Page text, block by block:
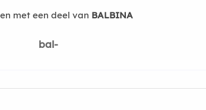
met een deel van BALBINA
bal-